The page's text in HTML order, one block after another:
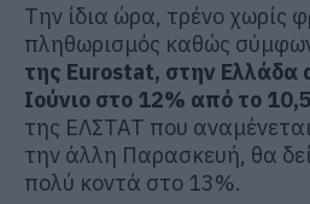
Την ίδια ώρα, τρένο χωρίς
πληθωρισμός καθώς
της Eurostat, στην Ελλάδα
Ιούνιο στο 12% από το
της ΕΛΣΤΑΤ που
την άλλη Παρασκευή, θα
πολύ κοντά στο 13%.